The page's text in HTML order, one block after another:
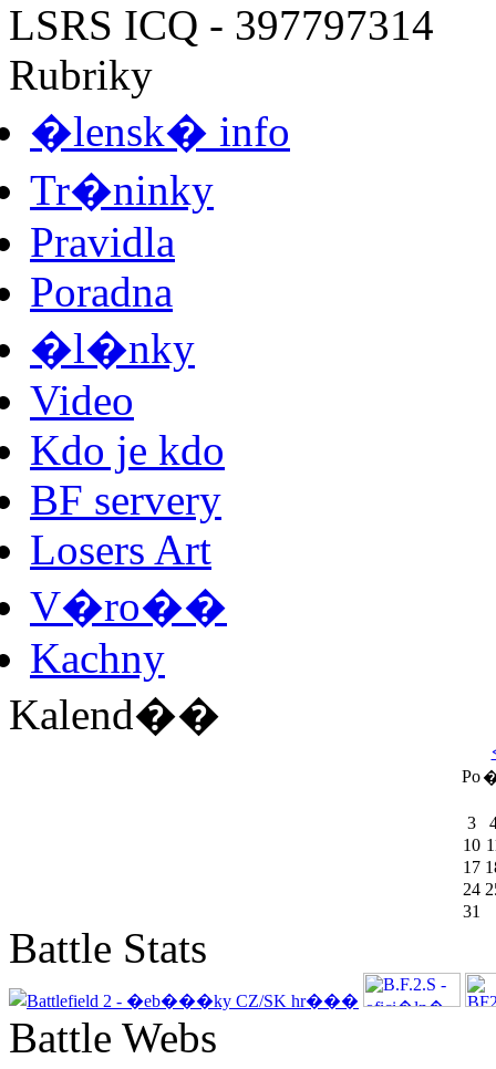
LSRS ICQ - 397797314
Rubriky
�lensk� info
Tr�ninky
Pravidla
Poradna
�l�nky
Video
Kdo je kdo
BF servery
Losers Art
V�ro��
Kachny
Kalend��
Po
3
10
17
24
31
Battle Stats
Battle Webs